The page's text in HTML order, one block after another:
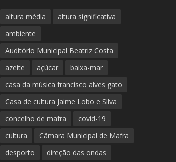
altura média
altura significativa
ambiente
Auditório Municipal Beatriz Costa
azeite
açúcar
baixa-mar
casa da música francisco alves gato
Casa de cultura Jaime Lobo e Silva
concelho de mafra
covid-19
cultura
Câmara Municipal de Mafra
desporto
direção das ondas